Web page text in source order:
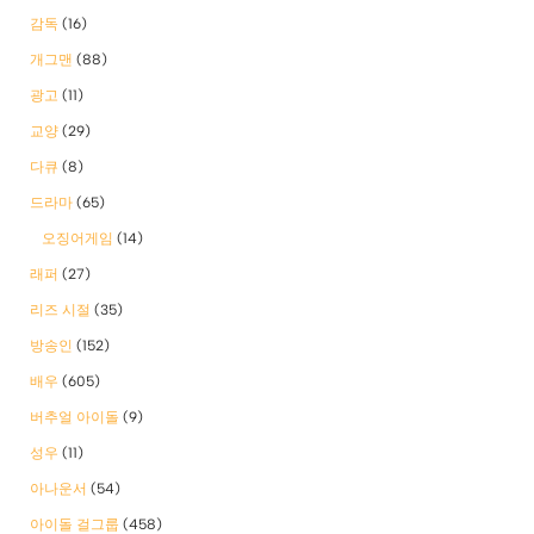
감독 (16)
개그맨 (88)
광고 (11)
교양 (29)
다큐 (8)
드라마 (65)
오징어게임 (14)
래퍼 (27)
리즈 시절 (35)
방송인 (152)
배우 (605)
버추얼 아이돌 (9)
성우 (11)
아나운서 (54)
아이돌 걸그룹 (458)